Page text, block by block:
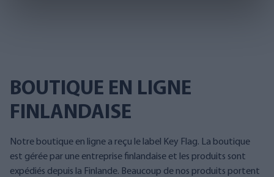
BOUTIQUE EN LIGNE
FINLANDAISE
Notre boutique en ligne a reçu le label Key Flag. La boutique
est gérée par une entreprise finlandaise et les produits sont
expédiés depuis la Finlande. Beaucoup de nos produits portent